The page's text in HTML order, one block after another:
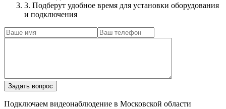
3. Подберут удобное время для установки оборудования
и подключения
Подключаем видеонаблюдение в Московской области